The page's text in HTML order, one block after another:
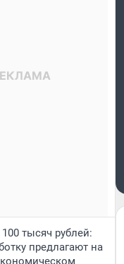
тысяч рублей:
предлагают на